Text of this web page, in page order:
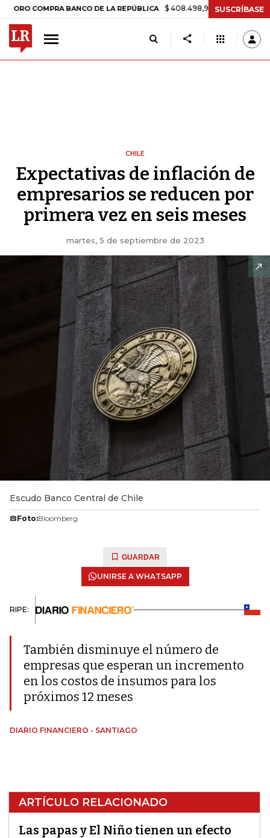
BANCO DE LA REPÚBLICA $ 408.498,97 +$ 8.753,81 +2,19%
SUSCRÍBASE
CHILE
Expectativas de inflación de
empresarios se reducen por
primera vez en seis meses
martes, 5 de septiembre de 2023
Escudo Banco Central de Chile
Foto:Bloomberg
GUARDAR
UNIRSE A WHATSAPP
RIPE:
También disminuye el número de
empresas que esperan un incremento
en los costos de insumos para los
próximos 12 meses
DIARIO FINANCIERO - SANTIAGO
ARTÍCULO RELACIONADO
Las papas y El Niño tienen un efecto